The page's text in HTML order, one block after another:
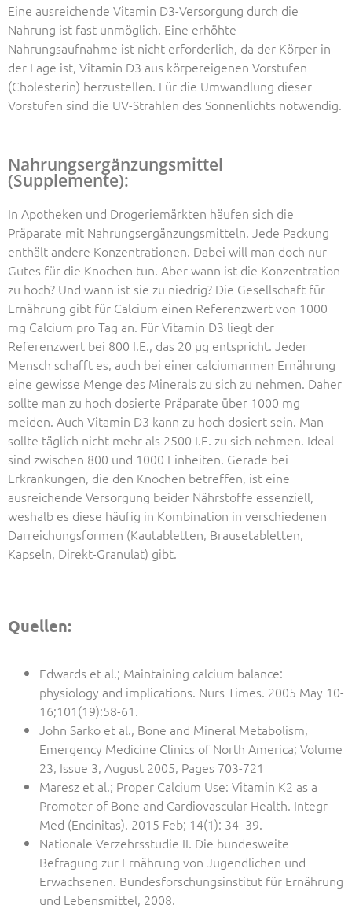
Eine ausreichende Vitamin D3-Versorgung durch die
Nahrung ist fast unmöglich. Eine erhöhte
Nahrungsaufnahme ist nicht erforderlich, da der Körper in
der Lage ist, Vitamin D3 aus körpereigenen Vorstufen
(Cholesterin) herzustellen. Für die Umwandlung dieser
Vorstufen sind die UV-Strahlen des Sonnenlichts notwendig.
Nahrungsergänzungsmittel
(Supplemente):
In Apotheken und Drogeriemärkten häufen sich die
Präparate mit Nahrungsergänzungsmitteln. Jede Packung
enthält andere Konzentrationen. Dabei will man doch nur
Gutes für die Knochen tun. Aber wann ist die Konzentration
zu hoch? Und wann ist sie zu niedrig? Die Gesellschaft für
Ernährung gibt für Calcium einen Referenzwert von 1000
mg Calcium pro Tag an. Für Vitamin D3 liegt der
Referenzwert bei 800 I.E., das 20 µg entspricht. Jeder
Mensch schafft es, auch bei einer calciumarmen Ernährung
eine gewisse Menge des Minerals zu sich zu nehmen. Daher
sollte man zu hoch dosierte Präparate über 1000 mg
meiden. Auch Vitamin D3 kann zu hoch dosiert sein. Man
sollte täglich nicht mehr als 2500 I.E. zu sich nehmen. Ideal
sind zwischen 800 und 1000 Einheiten. Gerade bei
Erkrankungen, die den Knochen betreffen, ist eine
ausreichende Versorgung beider Nährstoffe essenziell,
weshalb es diese häufig in Kombination in verschiedenen
Darreichungsformen (Kautabletten, Brausetabletten,
Kapseln, Direkt-Granulat) gibt.
Quellen:
Edwards et al.; Maintaining calcium balance:
physiology and implications. Nurs Times. 2005 May 10-
16;101(19):58-61.
John Sarko et al., Bone and Mineral Metabolism,
Emergency Medicine Clinics of North America; Volume
23, Issue 3, August 2005, Pages 703-721
Maresz et al.; Proper Calcium Use: Vitamin K2 as a
Promoter of Bone and Cardiovascular Health. Integr
Med (Encinitas). 2015 Feb; 14(1): 34–39.
Nationale Verzehrsstudie II. Die bundesweite
Befragung zur Ernährung von Jugendlichen und
Erwachsenen. Bundesforschungsinstitut für Ernährung
und Lebensmittel, 2008.